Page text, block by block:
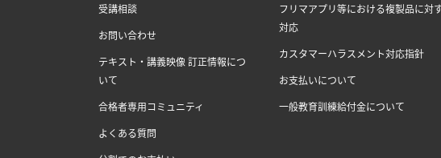
受講相談
お問い合わせ
テキスト・講義映像 訂正情報につ
いて
合格者専用コミュニティ
よくある質問
フリマアプリ等における複製品に対
対応
カスタマーハラスメント対応指針
お支払いについて
一般教育訓練給付金について